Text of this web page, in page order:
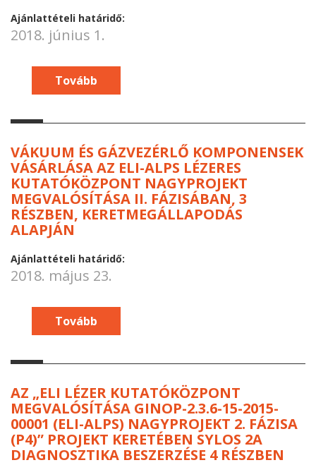
Ajánlattételi határidő:
2018. június 1.
Tovább
VÁKUUM ÉS GÁZVEZÉRLŐ KOMPONENSEK
VÁSÁRLÁSA AZ ELI-ALPS LÉZERES
KUTATÓKÖZPONT NAGYPROJEKT
MEGVALÓSÍTÁSA II. FÁZISÁBAN, 3
RÉSZBEN, KERETMEGÁLLAPODÁS
ALAPJÁN
Ajánlattételi határidő:
2018. május 23.
Tovább
AZ „ELI LÉZER KUTATÓKÖZPONT
MEGVALÓSÍTÁSA GINOP-2.3.6-15-2015-
00001 (ELI-ALPS) NAGYPROJEKT 2. FÁZISA
(P4)” PROJEKT KERETÉBEN SYLOS 2A
DIAGNOSZTIKA BESZERZÉSE 4 RÉSZBEN